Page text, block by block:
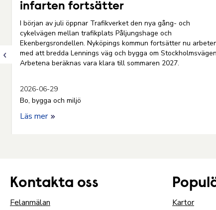
infarten fortsätter
I början av juli öppnar Trafikverket den nya gång- och
cykelvägen mellan trafikplats Påljungshage och
Ekenbergsrondellen. Nyköpings kommun fortsätter nu
med att bredda Lennings väg och bygga om
Arbetena beräknas vara klara till sommaren 2027.
2026-06-29
Bo, bygga och miljö
Läs mer
Kontakta oss
Felanmälan
Kartor